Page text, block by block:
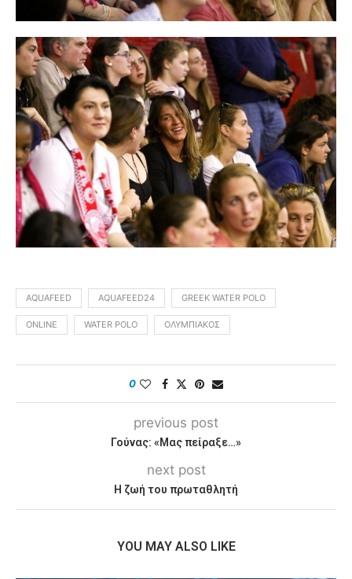
AQUAFEED AQUAFEED24 GREEK WATER POLO
ONLINE WATER POLO ΟΛΥΜΠΙΑΚΌΣ
0
previous post
Γούνας: «Μας πείραξε…»
next post
Η ζωή του πρωταθλητή
YOU MAY ALSO LIKE